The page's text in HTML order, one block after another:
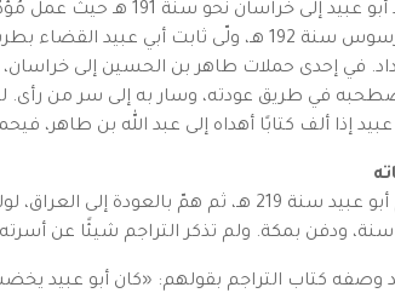
عاد أبو عبيد إلى
في إحدى حملات طاهر بن الحسين إلى
في طريق عودته، وسار به إلى سر من رأى.
عبيد إذا ألف كتابًا أهداه إلى عبد الله بن طاهر،
وصفه كتاب التراجم بقولهم: «كان أبو عبيد يخضب